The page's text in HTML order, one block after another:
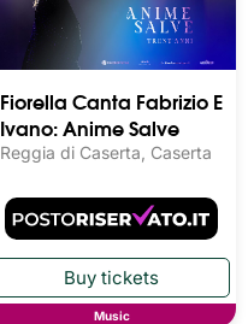
Fiorella Canta Fabrizio E
Ivano: Anime Salve
Reggia di Caserta, Caserta
Music